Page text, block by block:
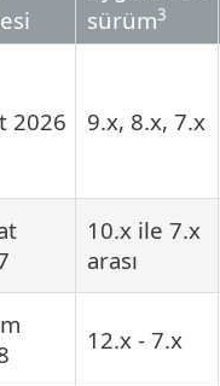
sürüm3
2026 9.x, 8.x, 7.x
10.x ile 7.x
arası
12.x - 7.x